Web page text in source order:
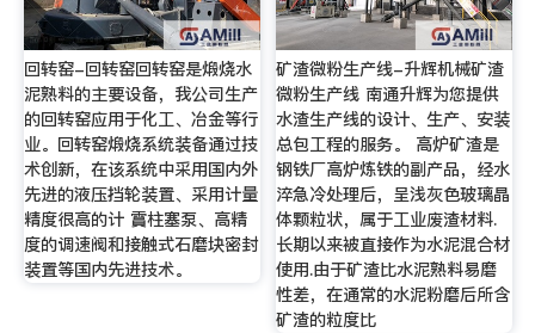
回转窑-回转窑回转窑是煅烧水
泥熟料的主要设备，我公司生产
的回转窑应用于化工、冶金等行
业。回转窑煅烧系统装备通过技
术创新，在该系统中采用国内外
先进的液压挡轮装置、采用计量
精度很高的计 霣柱塞泵、高精
度的调速阀和接触式石磨块密封
装置等国内先进技术。
矿渣微粉生产线-升辉机械矿渣
微粉生产线 南通升辉为您提供
水渣生产线的设计、生产、安装
总包工程的服务。 高炉矿渣是
钢铁厂高炉炼铁的副产品，经水
淬急冷处理后，呈浅灰色玻璃晶
体颗粒状，属于工业废渣材料.
长期以来被直接作为水泥混合材
使用.由于矿渣比水泥熟料易磨
性差，在通常的水泥粉磨后所含
矿渣的粒度比